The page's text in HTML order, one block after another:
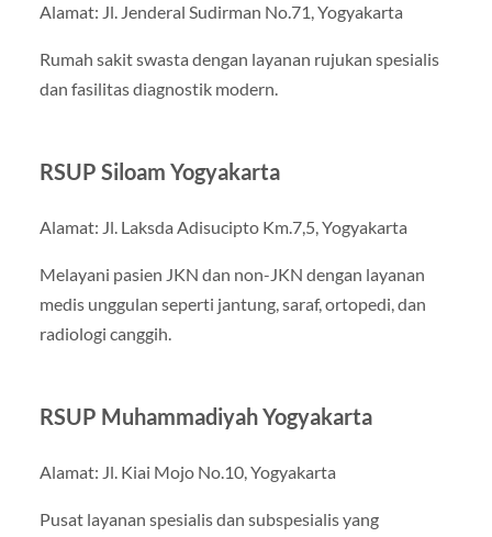
Alamat: Jl. Jenderal Sudirman No.71, Yogyakarta
Rumah sakit swasta dengan layanan rujukan spesialis
dan fasilitas diagnostik modern.
RSUP Siloam Yogyakarta
Alamat: Jl. Laksda Adisucipto Km.7,5, Yogyakarta
Melayani pasien JKN dan non-JKN dengan layanan
medis unggulan seperti jantung, saraf, ortopedi, dan
radiologi canggih.
RSUP Muhammadiyah Yogyakarta
Alamat: Jl. Kiai Mojo No.10, Yogyakarta
Pusat layanan spesialis dan subspesialis yang